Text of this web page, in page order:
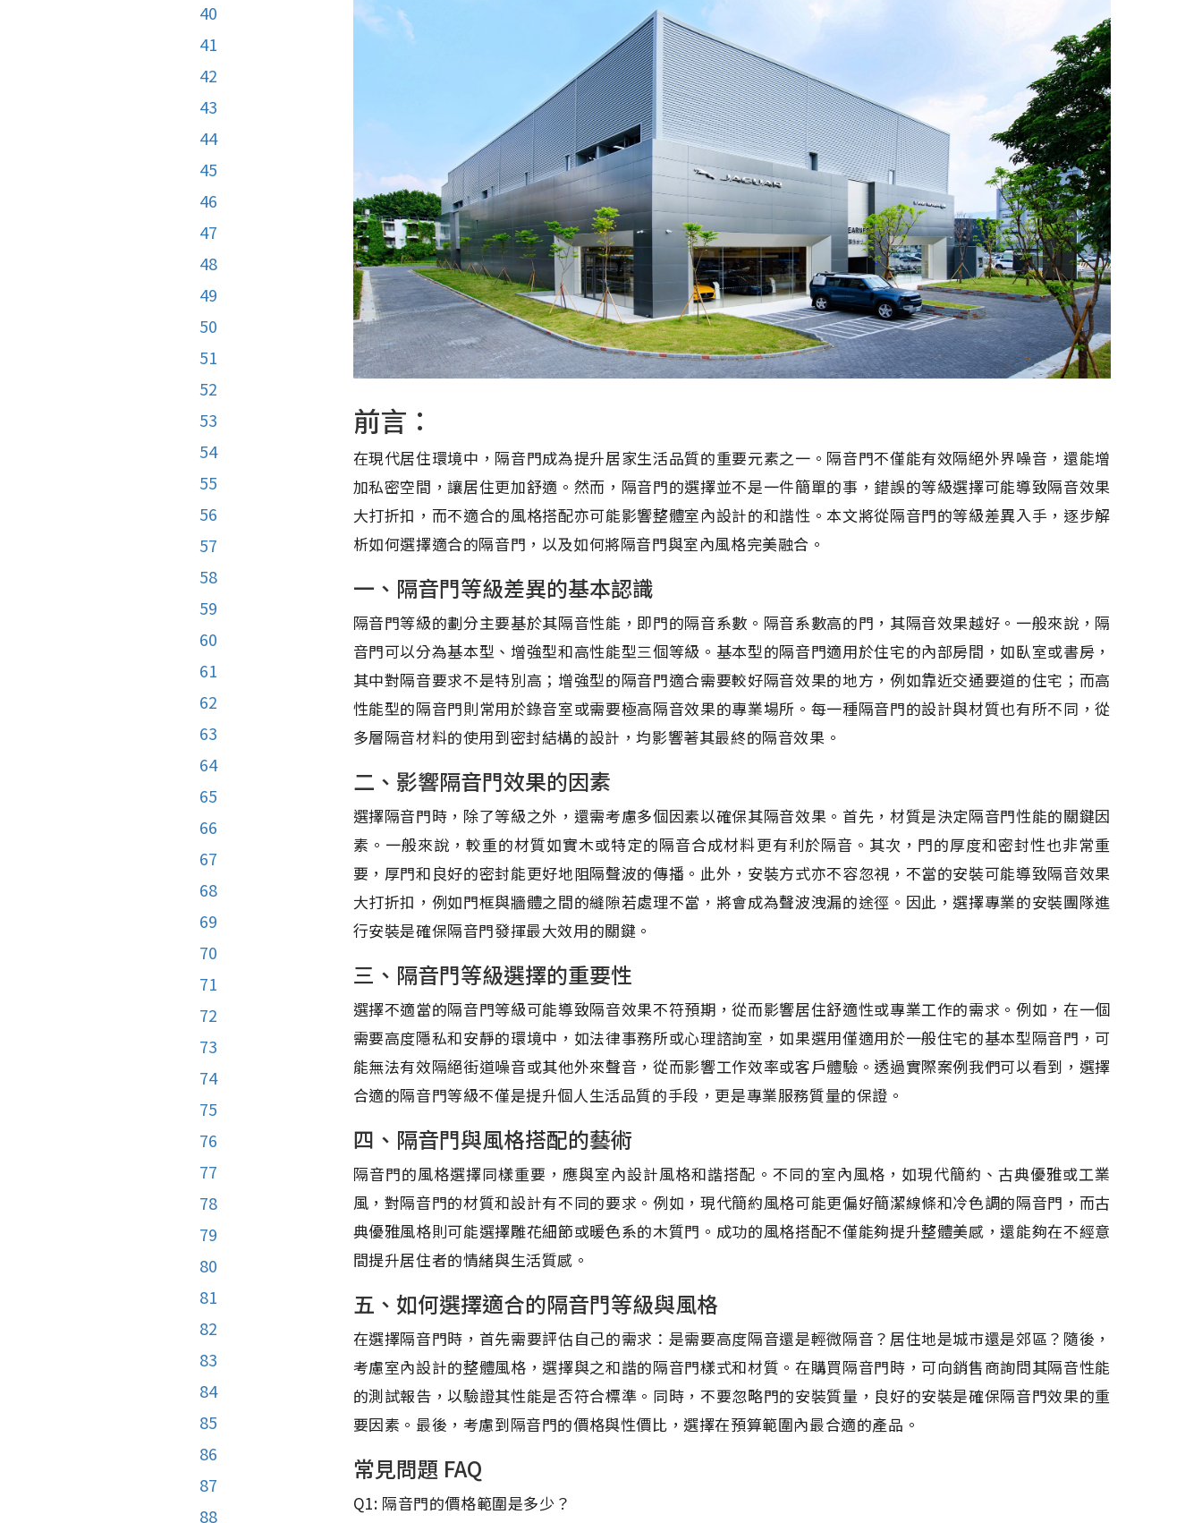
40
41
42
43
44
45
46
47
48
49
50
51
52
53
54
55
56
57
58
59
60
61
62
63
64
65
66
67
68
69
70
71
72
73
74
75
76
77
78
79
80
81
82
83
84
85
86
87
88
前言：
在現代居住環境中，隔音門成為提升居家生活品質的重要元素之一。隔音門不僅能有效隔絕外界噪音，還能增
加私密空間，讓居住更加舒適。然而，隔音門的選擇並不是一件簡單的事，錯誤的等級選擇可能導致隔音效果
大打折扣，而不適合的風格搭配亦可能影響整體室內設計的和諧性。本文將從隔音門的等級差異入手，逐步解
析如何選擇適合的隔音門，以及如何將隔音門與室內風格完美融合。
一、隔音門等級差異的基本認識
隔音門等級的劃分主要基於其隔音性能，即門的隔音系數。隔音系數高的門，其隔音效果越好。一般來說，隔
音門可以分為基本型、增強型和高性能型三個等級。基本型的隔音門適用於住宅的內部房間，如臥室或書房，
其中對隔音要求不是特別高；增強型的隔音門適合需要較好隔音效果的地方，例如靠近交通要道的住宅；而高
性能型的隔音門則常用於錄音室或需要極高隔音效果的專業場所。每一種隔音門的設計與材質也有所不同，從
多層隔音材料的使用到密封結構的設計，均影響著其最終的隔音效果。
二、影響隔音門效果的因素
選擇隔音門時，除了等級之外，還需考慮多個因素以確保其隔音效果。首先，材質是決定隔音門性能的關鍵因
素。一般來說，較重的材質如實木或特定的隔音合成材料更有利於隔音。其次，門的厚度和密封性也非常重
要，厚門和良好的密封能更好地阻隔聲波的傳播。此外，安裝方式亦不容忽視，不當的安裝可能導致隔音效果
大打折扣，例如門框與牆體之間的縫隙若處理不當，將會成為聲波洩漏的途徑。因此，選擇專業的安裝團隊進
行安裝是確保隔音門發揮最大效用的關鍵。
三、隔音門等級選擇的重要性
選擇不適當的隔音門等級可能導致隔音效果不符預期，從而影響居住舒適性或專業工作的需求。例如，在一個
需要高度隱私和安靜的環境中，如法律事務所或心理諮詢室，如果選用僅適用於一般住宅的基本型隔音門，可
能無法有效隔絕街道噪音或其他外來聲音，從而影響工作效率或客戶體驗。透過實際案例我們可以看到，選擇
合適的隔音門等級不僅是提升個人生活品質的手段，更是專業服務質量的保證。
四、隔音門與風格搭配的藝術
隔音門的風格選擇同樣重要，應與室內設計風格和諧搭配。不同的室內風格，如現代簡約、古典優雅或工業
風，對隔音門的材質和設計有不同的要求。例如，現代簡約風格可能更偏好簡潔線條和冷色調的隔音門，而古
典優雅風格則可能選擇雕花細節或暖色系的木質門。成功的風格搭配不僅能夠提升整體美感，還能夠在不經意
間提升居住者的情緒與生活質感。
五、如何選擇適合的隔音門等級與風格
在選擇隔音門時，首先需要評估自己的需求：是需要高度隔音還是輕微隔音？居住地是城市還是郊區？隨後，
考慮室內設計的整體風格，選擇與之和諧的隔音門樣式和材質。在購買隔音門時，可向銷售商詢問其隔音性能
的測試報告，以驗證其性能是否符合標準。同時，不要忽略門的安裝質量，良好的安裝是確保隔音門效果的重
要因素。最後，考慮到隔音門的價格與性價比，選擇在預算範圍內最合適的產品。
常見問題 FAQ
Q1: 隔音門的價格範圍是多少？